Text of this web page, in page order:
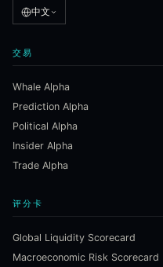
中文
交易
Whale Alpha
Prediction Alpha
Political Alpha
Insider Alpha
Trade Alpha
评分卡
Global Liquidity Scorecard
Macroeconomic Risk Scorecard